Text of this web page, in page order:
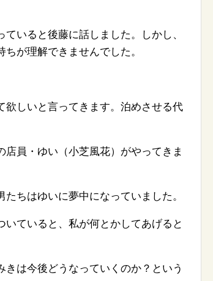
いると後藤に話しました。しかし、
が理解できませんでした。
しいと言ってきます。泊めさせる代
員・ゆい（小芝風花）がやってきま
ちはゆいに夢中になっていました。
いていると、私が何とかしてあげると
は今後どうなっていくのか？という